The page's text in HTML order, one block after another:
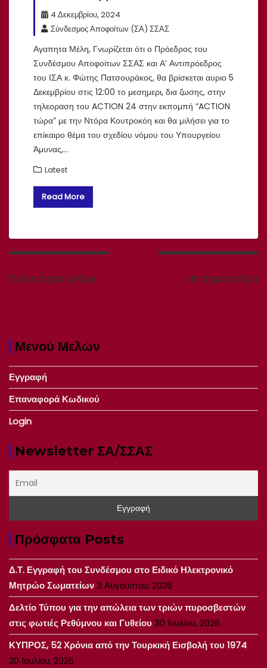
4 Δεκεμβρίου, 2024
Σύνδεσμος Αποφοίτων (ΣΑ) ΣΣΑΣ
Αγαπητα Μέλη, Γνωρίζεται ότι ο Πρόεδρος του
Συνδέσμου Αποφοίτων ΣΣΑΣ και Α’ Αντιπρόεδρος
του ΙΣΑ κ. Φώτης Πατσουράκος, θα βρίσκεται αυριο 5
Δεκεμβρίου στις 12:00 το μεσημερι, δια ζωσης, στην
τηλεοραση του ACTION 24 στην εκπομπή “ACTION
τώρα” με την Ντόρα Κουτροκόη και θα μιλήσει για το
επίκαιρο θέμα του σχεδίου νόμου του Υπουργείου
Άμυνας,…
Latest
Read More
Πλοήγηση
άρθρων
Παλαιότερα άρθρα Νεότερα άρθρα
Μενού Μελών
Εγγραφή
Επαναφορά Κωδικού
Login
Newsletter ΣΑ/ΣΣΑΣ
Πρόσφατα Posts
Δ.Τ. Εγγραφή του Συνδέσμου στο Ειδικό Ηλεκτρονικό
Μητρώο Σωματείων3 Αυγούστου, 2026
Δελτίο Τύπου για την απώλεια των τριών πυροσβεστών
στις φωτιές Ρεθύμνου και Γυθείου 30 Ιουλίου, 2026
ΚΥΠΡΟΣ, 52 Χρόνια από την Τουρκική Εισβολή του 1974
20 Ιουλίου, 2026